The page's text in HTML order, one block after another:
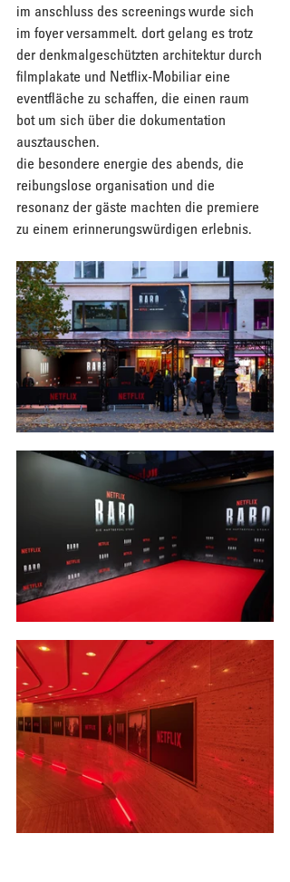
im anschluss des screenings wurde sich
im foyer versammelt. dort gelang es trotz
der denkmalgeschützten architektur durch
filmplakate und Netflix-Mobiliar eine
eventfläche zu schaffen, die einen raum
bot um sich über die dokumentation
ausztauschen.
die besondere energie des abends, die
reibungslose organisation und die
resonanz der gäste machten die premiere
zu einem erinnerungswürdigen erlebnis.